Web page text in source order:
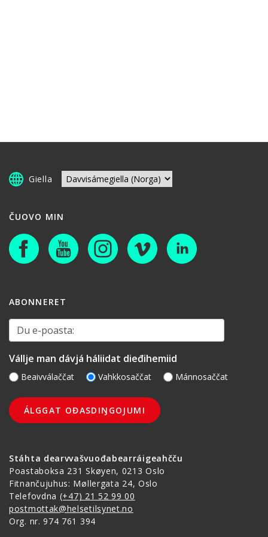
Giella
Stáhta dearvvašvuođabearráigeahčču
Poastaboksa 231 Skøyen, 0213 Oslo
Fitnančujuhus: Møllergata 24, Oslo
Telefovdna (+47) 21 52 99 00
postmottak@helsetilsynet.no
Org. nr. 974 761 394
ČUOVO MIN
ABONNERET
Du e-poasta:
Vállje man dávjá háliidat dieđihemiid
Beaivválaččat Vahkkosaččat Mánnosaččat